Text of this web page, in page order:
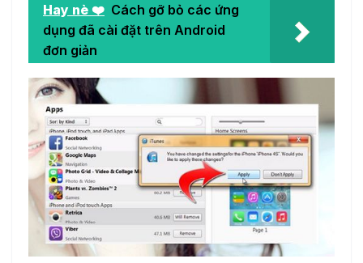
Hay nè ❤️ Cách gỡ bỏ các ứng
dụng đã cài đặt trên Android
đơn giản